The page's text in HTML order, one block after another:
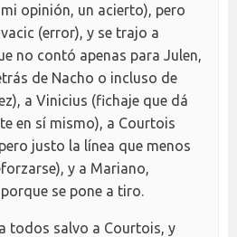
opinión, un acierto), pero
(error), y se trajo a
no contó apenas para Julen,
de Nacho o incluso de
a Vinicius (fichaje que dá
en sí mismo), a Courtois
justo la línea que menos
y a Mariano,
se pone a tiro.
todos salvo a Courtois, y